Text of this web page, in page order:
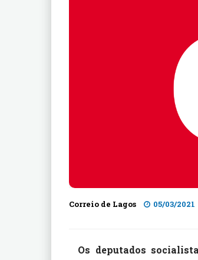
Correio de Lagos 05/03/2021
Os deputados